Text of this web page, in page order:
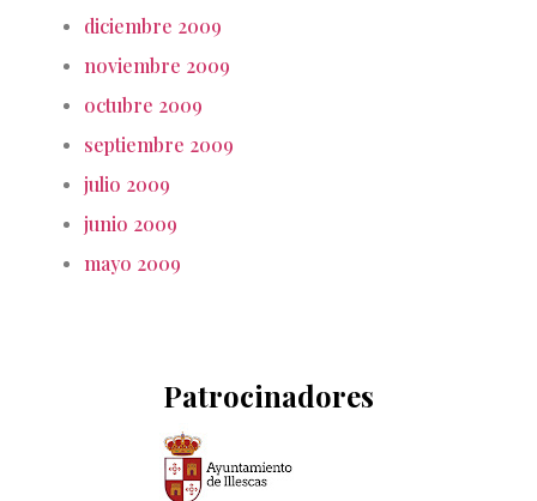
diciembre 2009
noviembre 2009
octubre 2009
septiembre 2009
julio 2009
junio 2009
mayo 2009
Patrocinadores